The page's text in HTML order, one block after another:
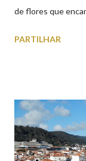
de flores que
aproveite a
PARTILHAR